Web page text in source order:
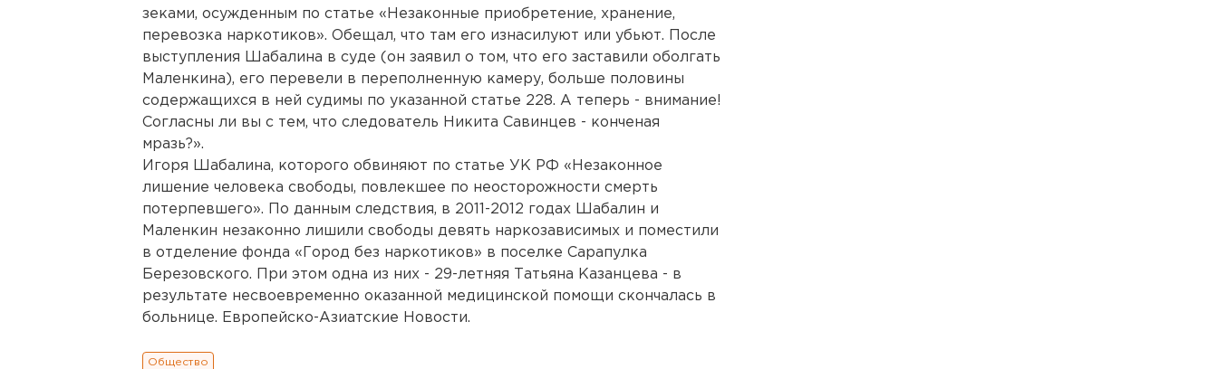
зеками, осужденным по статье «Незаконные приобретение, хранение,
перевозка наркотиков». Обещал, что там его изнасилуют или убьют. После
выступления Шабалина в суде (он заявил о том, что его заставили оболгать
Маленкина), его перевели в переполненную камеру, больше половины
содержащихся в ней судимы по указанной статье 228. А теперь - внимание!
Согласны ли вы с тем, что следователь Никита Савинцев - конченая
мразь?».
Игоря Шабалина, которого обвиняют по статье УК РФ «Незаконное
лишение человека свободы, повлекшее по неосторожности смерть
потерпевшего». По данным следствия, в 2011-2012 годах Шабалин и
Маленкин незаконно лишили свободы девять наркозависимых и поместили
в отделение фонда «Город без наркотиков» в поселке Сарапулка
Березовского. При этом одна из них - 29-летняя Татьяна Казанцева - в
результате несвоевременно оказанной медицинской помощи скончалась в
больнице. Европейско-Азиатские Новости.
Общество